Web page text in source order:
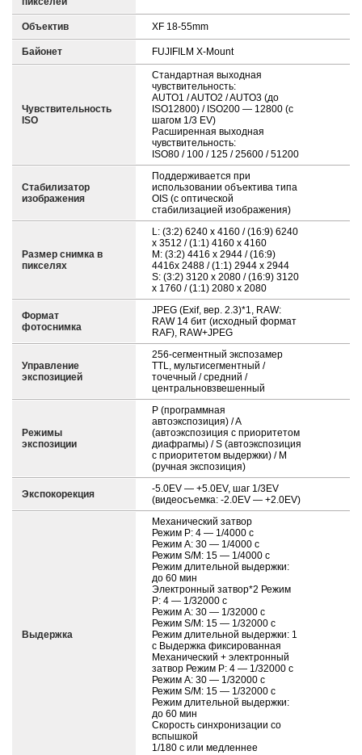
Объектив XF 18-55mm
Байонет FUJIFILM X-Mount
Чувствительность
ISO
Стандартная выходная
чувствительность:
AUTO1 / AUTO2 / AUTO3 (до
ISO12800) / ISO200 — 12800 (с
шагом 1/3 EV)
Расширенная выходная
чувствительность:
ISO80 / 100 / 125 / 25600 / 51200
Стабилизатор
изображения
Поддерживается при
использовании объектива типа
OIS (с оптической
стабилизацией изображения)
Размер снимка в
пикселях
L: (3:2) 6240 x 4160 / (16:9) 6240
x 3512 / (1:1) 4160 x 4160
M: (3:2) 4416 x 2944 / (16:9)
4416x 2488 / (1:1) 2944 x 2944
S: (3:2) 3120 x 2080 / (16:9) 3120
x 1760 / (1:1) 2080 x 2080
Формат
фотоснимка
JPEG (Exif, вер. 2.3)*1, RAW:
RAW 14 бит (исходный формат
RAF), RAW+JPEG
Управление
экспозицией
256-сегментный экспозамер
TTL, мультисегментный /
точечный / средний /
центральновзвешенный
Режимы
экспозиции
P (программная
автоэкспозиция) / A
(автоэкспозиция с приоритетом
диафрагмы) / S (автоэкспозиция
с приоритетом выдержки) / M
(ручная экспозиция)
Экспокорекция
-5.0EV — +5.0EV, шаг 1/3EV
(видеосъемка: -2.0EV — +2.0EV)
Выдержка
Механический затвор
Режим P: 4 — 1/4000 с
Режим A: 30 — 1/4000 с
Режим S/M: 15 — 1/4000 с
Режим длительной выдержки:
до 60 мин
Электронный затвор*2 Режим
P: 4 — 1/32000 с
Режим A: 30 — 1/32000 с
Режим S/M: 15 — 1/32000 с
Режим длительной выдержки: 1
с Выдержка фиксированная
Механический + электронный
затвор Режим P: 4 — 1/32000 с
Режим A: 30 — 1/32000 с
Режим S/M: 15 — 1/32000 с
Режим длительной выдержки:
до 60 мин
Скорость синхронизации со
вспышкой
1/180 с или медленнее